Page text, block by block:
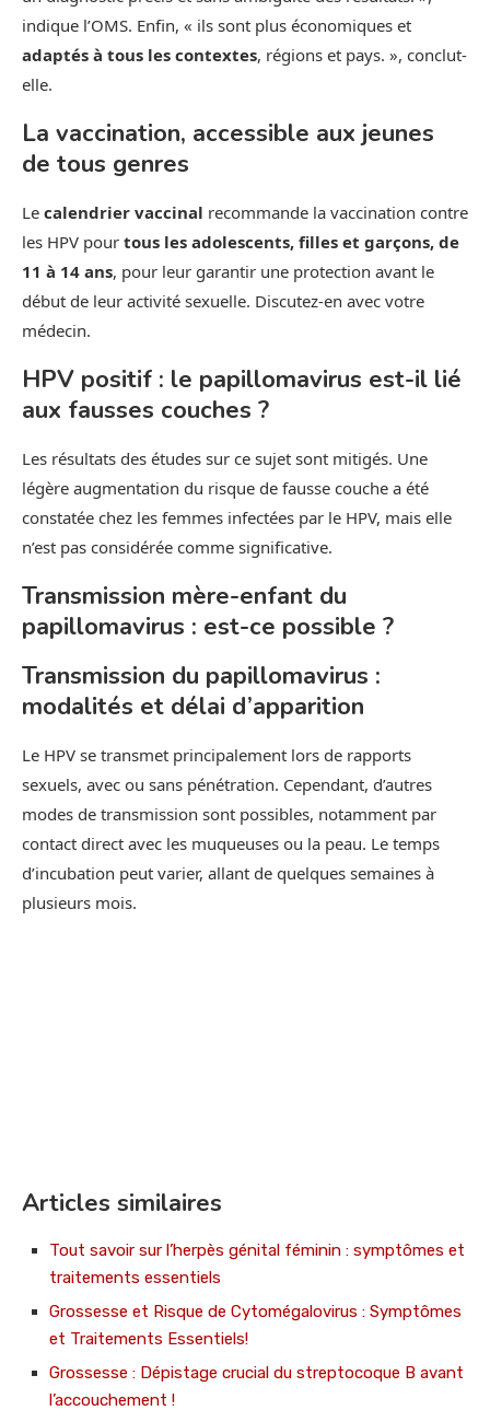
indique l’OMS. Enfin, « ils sont plus économiques et
adaptés à tous les contextes, régions et pays. », conclut-
elle.
La vaccination, accessible aux jeunes
de tous genres
Le calendrier vaccinal recommande la vaccination contre
les HPV pour tous les adolescents, filles et garçons, de
11 à 14 ans, pour leur garantir une protection avant le
début de leur activité sexuelle. Discutez-en avec votre
médecin.
HPV positif : le papillomavirus est-il lié
aux fausses couches ?
Les résultats des études sur ce sujet sont mitigés. Une
légère augmentation du risque de fausse couche a été
constatée chez les femmes infectées par le HPV, mais elle
n’est pas considérée comme significative.
Transmission mère-enfant du
papillomavirus : est-ce possible ?
Transmission du papillomavirus :
modalités et délai d’apparition
Le HPV se transmet principalement lors de rapports
sexuels, avec ou sans pénétration. Cependant, d’autres
modes de transmission sont possibles, notamment par
contact direct avec les muqueuses ou la peau. Le temps
d’incubation peut varier, allant de quelques semaines à
plusieurs mois.
Articles similaires
Tout savoir sur l’herpès génital féminin : symptômes et
traitements essentiels
Grossesse et Risque de Cytomégalovirus : Symptômes
et Traitements Essentiels!
Grossesse : Dépistage crucial du streptocoque B avant
l’accouchement !